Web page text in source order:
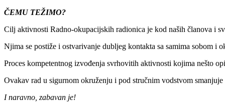
ČEMU TEŽIMO?
Cilj aktivnosti Radno-okupacijskih radionica je kod naših članova i
Njima se postiže i ostvarivanje dubljeg kontakta sa samima sobom i
Proces kompetentnog izvođenja svrhovitih aktivnosti kojima nešto
Ovakav rad u sigurnom okruženju i pod stručnim vodstvom
I naravno, zabavan je!